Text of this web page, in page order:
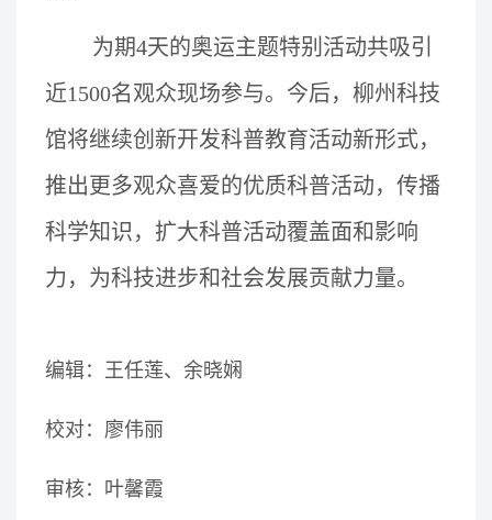
为期4天的奥运主题特别活动共吸引
近1500名观众现场参与。今后，柳州科技
馆将继续创新开发科普教育活动新形式，
推出更多观众喜爱的优质科普活动，传播
科学知识，扩大科普活动覆盖面和影响
力，为科技进步和社会发展贡献力量。
编辑：王任莲、余晓娴
校对：廖伟丽
审核：叶馨霞